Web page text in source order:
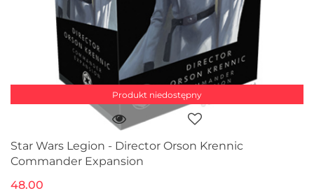
Produkt niedostępny
Star Wars Legion - Director Orson Krennic
Commander Expansion
48.00